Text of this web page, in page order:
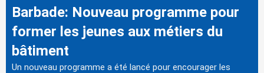
Barbade: Nouveau programme pour
former les jeunes aux métiers du
bâtiment
Un nouveau programme a été lancé pour encourager les